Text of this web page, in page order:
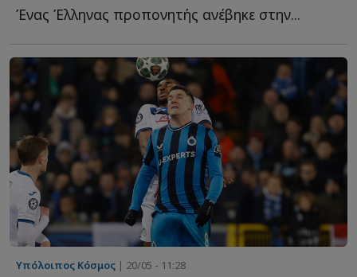
Ένας Έλληνας προπονητής ανέβηκε στην...
Υπόλοιπος Κόσμος | 20/05 - 11:28